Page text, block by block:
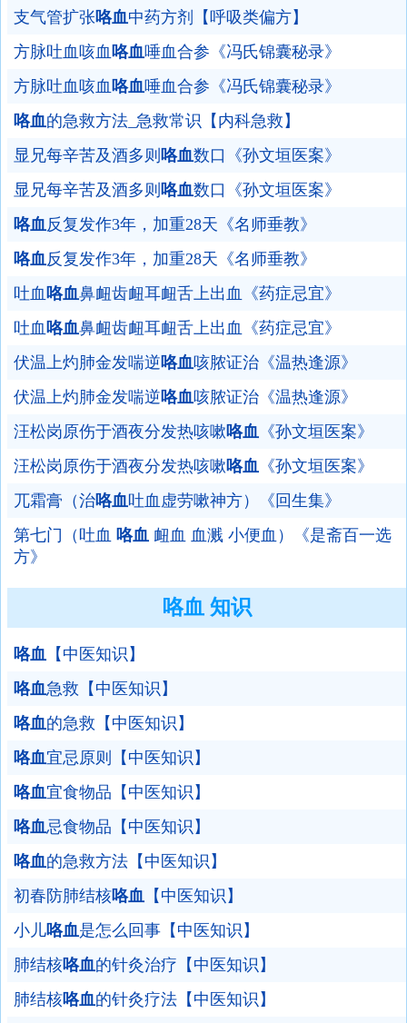
支气管扩张咯血中药方剂【呼吸类偏方】
方脉吐血咳血咯血唾血合参《冯氏锦囊秘录》
方脉吐血咳血咯血唾血合参《冯氏锦囊秘录》
咯血的急救方法_急救常识【内科急救】
显兄每辛苦及酒多则 咯血数口《孙文垣医案》
显兄每辛苦及酒多则 咯血数口《孙文垣医案》
咯血反复发作3年，加重28天《名师垂教》
咯血反复发作3年，加重28天《名师垂教》
吐血咯血鼻衄齿衄耳衄舌上出血《药症忌宜》
吐血咯血鼻衄齿衄耳衄舌上出血《药症忌宜》
伏温上灼肺金发喘逆咯血咳脓证治《温热逢源》
伏温上灼肺金发喘逆咯血咳脓证治《温热逢源》
汪松岗原伤于酒夜分发热咳嗽咯血 《孙文垣医案》
汪松岗原伤于酒夜分发热咳嗽咯血 《孙文垣医案》
兀霜膏（治咯血吐血虚劳嗽神方）《回生集》
第七门（吐血 咯血 衄血 血溅 小便血）《是斋百一选
方》
咯血 知识
咯血 【中医知识】
咯血急救【中医知识】
咯血的急救【中医知识】
咯血宜忌原则【中医知识】
咯血宜食物品【中医知识】
咯血忌食物品【中医知识】
咯血的急救方法【中医知识】
初春防肺结核咯血 【中医知识】
小儿咯血是怎么回事【中医知识】
肺结核咯血的针灸治疗【中医知识】
肺结核咯血的针灸疗法【中医知识】